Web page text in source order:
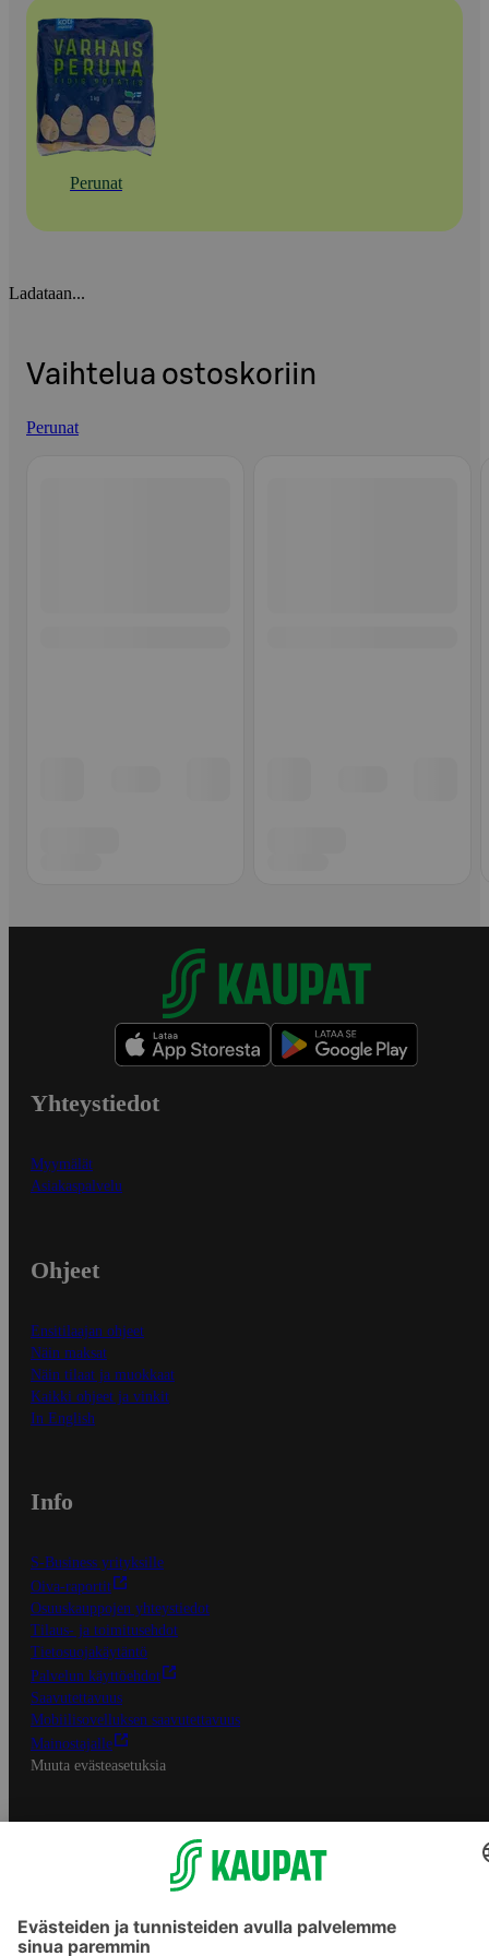
Perunat
Ladataan...
Vaihtelua ostoskoriin
Perunat
Yhteystiedot
Myymälät
Asiakaspalvelu
Ohjeet
Ensitilaajan ohjeet
Näin maksat
Näin tilaat ja muokkaat
Kaikki ohjeet ja vinkit
In English
Info
S-Business yrityksille
Oiva-raportit
Osuuskauppojen yhteystiedot
Tilaus- ja toimitusehdot
Tietosuojakäytäntö
Palvelun käyttöehdot
Saavutettavuus
Mobiilisovelluksen saavutettavuus
Mainostajalle
Muuta evästeasetuksia
S-ryhmän palvelut
Asiakasomistajuus